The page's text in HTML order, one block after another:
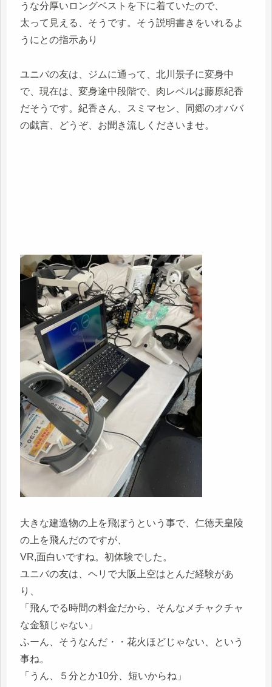
うな分厚いロングベストを下に着ていたので、
太って見える、そうです。そう説明書きをいれるよ
うにとの指示あり
ユニバの友は、ジムに通って、北川景子に変身中
で、現在は、変身途中段階で、肉レベルは藤原紀香
だそうです。紀香さん、スミマセン、同郷のオババ
の戯言、どうぞ、お聞き流しくださいませ。
大きな建造物の上を飛ぼうという事で、仁徳天皇陵
の上を飛んだのですが、
VR,面白いですね。初体験でした。
ユニバの友は、ヘリで大阪上空はとんだ経験があ
り、
「飛んでる時間の料金だから、そんなメチャクチャ
な金額じゃない」
ふーん、そうなんだ・・花火ほどじゃない、という
事ね。
「うん、５分とか10分、短いからね」